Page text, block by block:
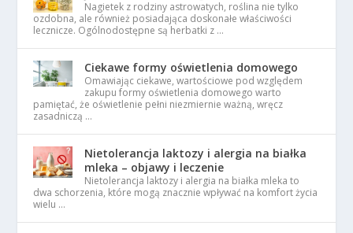
Nagietek z rodziny astrowatych, roślina nie tylko
ozdobna, ale również posiadająca doskonałe właściwości
lecznicze. Ogólnodostępne są herbatki z …
Ciekawe formy oświetlenia domowego
Omawiając ciekawe, wartościowe pod względem
zakupu formy oświetlenia domowego warto
pamiętać, że oświetlenie pełni niezmiernie ważną, wręcz
zasadniczą …
Nietolerancja laktozy i alergia na białka
mleka – objawy i leczenie
Nietolerancja laktozy i alergia na białka mleka to
dwa schorzenia, które mogą znacznie wpływać na komfort życia
wielu …